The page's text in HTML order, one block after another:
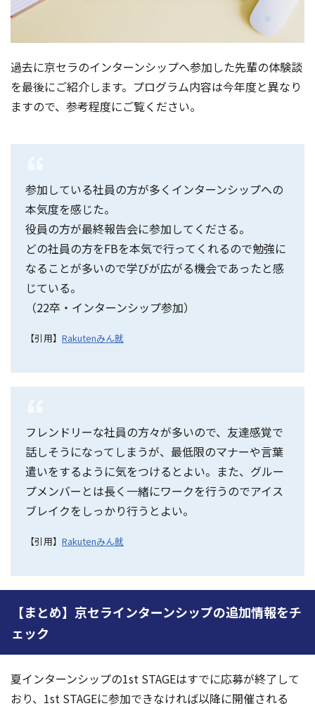
過去に京セラのインターンシップへ参加した先輩の体験談
を最後にご紹介します。プログラム内容は今年度と異なり
ますので、参考程度にご覧ください。
参加している社員の方が多くインターンシップへの
本気度を感じた。
役員の方が最終報告会に参加してくださる。
どの社員の方をFBを本気で行ってくれるので勉強に
なることが多いので学びが広がる機会であったと感
じている。
（22卒・インターンシップ参加）
【引用】 Rakutenみん就
フレンドリーな社員の方々が多いので、友達感覚で
話しそうになってしまうが、最低限のマナーや言葉
遣いをするように気をつけるとよい。また、グルー
プメンバーとは長く一緒にワークを行うのでアイス
ブレイクをしっかり行うとよい。
【引用】 Rakutenみん就
【まとめ】京セラインターンシップの追加情報をチ
ェック
夏インターンシップの1st STAGEはすでに応募が終了して
おり、1st STAGEに参加できなければ以降に開催される